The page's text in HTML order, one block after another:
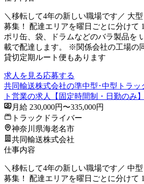
＼移転して4年の新しい職場です／ 大
募集！ 配達エリアを曜日ごとに分けて
ポリ缶、袋、ドラムなどのバラ製品を
載で配達します。 ※関係会社の工場
貸切定期ルート便もあります
求人を見る応募する
共同輸送株式会社の準中型･中型トラッ
ト営業の求人【固定時間制・日勤のみ
月給 230,000円〜335,000円
トラックドライバー
神奈川県海老名市
共同輸送株式会社
仕事内容
＼移転して4年の新しい職場です／ 中
募集！ 配達エリアを曜日ごとに分けて